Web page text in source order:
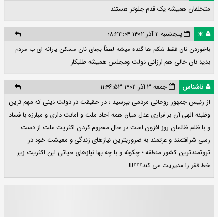
متخلفان همیشه یک قدم جلوتر هستند
🐜
پنجشنبه ۲ آذر ۱۴۰۲ ۰۸:۲۳:۰۴
باخوردن نان فقط شکم ها گنده میشه لطفاً بجای نان مسکن یارانه ای ب مردم
بدید نان خالی هم ارزانی دولت ومجلس همیشه طلبکار
ناشناس
جمعه ۳ آذر ۱۴۰۲ ۱۱:۴۶:۵۳
از رئیس جمهور روحانی مردمی بپرسید ؛ در حقیقت در دولت دینی که مهم ترین
وظبفه الهی آن بر قراری عدل میان همه آحاد ملت و امانت داری و مبارزه با فساد
و با ظلم ظالمان روز افزون است در حال محروم کردن اکثریت ملت از دست
رسی شرافتمند و عزتمند به ضروریترین نیازهای زندگی و معیشت خود در
ثروتمندترین کشور منطقه ؛ چگونه و با چه بها نیازهای حیاتی این اکثریت زیر
خط فقر را مدیریت می کند؟؟؟!!!